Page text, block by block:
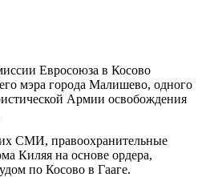
Евросоюза в Косово
мэра города Малишево, одного
Армии освобождения
СМИ, правоохранительные
Киляя на основе ордера,
по Косово в Гааге.